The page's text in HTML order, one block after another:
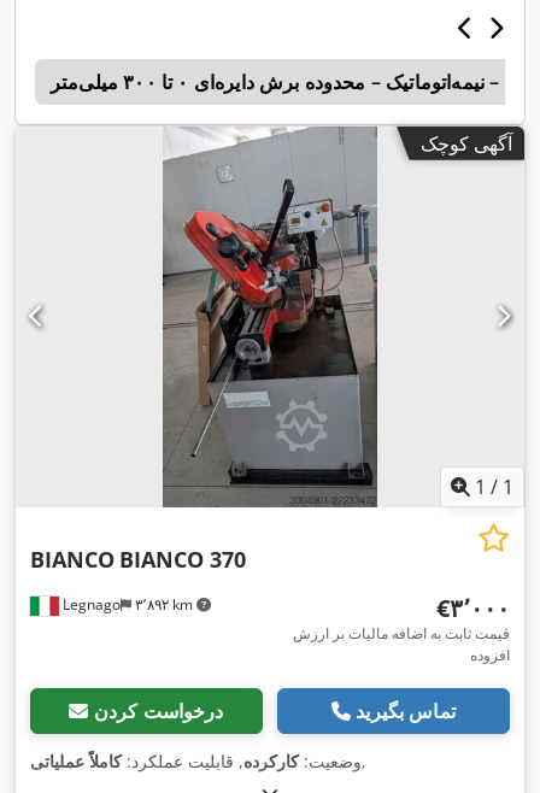
– نیمه‌اتوماتیک – محدوده برش دایره‌ای ۰ تا ۳۰۰ میلی‌متر
آگهی کوچک
1 / 1
Legnago ۳٬۸۹۲ km
BIANCO BIANCO 370
‎€۳٬۰۰۰
قیمت ثابت به اضافه مالیات بر ارزش
افزوده
درخواست کردن تماس بگیرید
وضعیت:کارکرده, قابلیت عملکرد:کاملاً عملیاتی ,